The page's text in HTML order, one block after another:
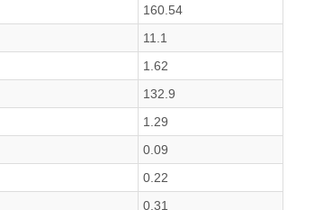
160.54
11.1
1.62
132.9
1.29
0.09
0.22
0.31